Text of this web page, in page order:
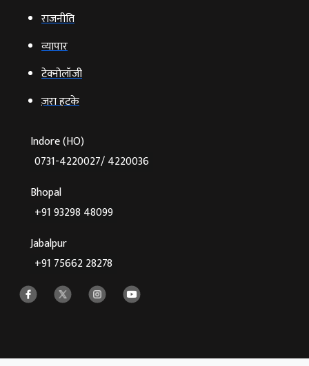
राजनीति
व्‍यापार
टेक्‍नोलॉजी
ज़रा हटके
Indore (HO)
0731-4220027/ 4220036
Bhopal
+91 93298 48099
Jabalpur
+91 75662 28278